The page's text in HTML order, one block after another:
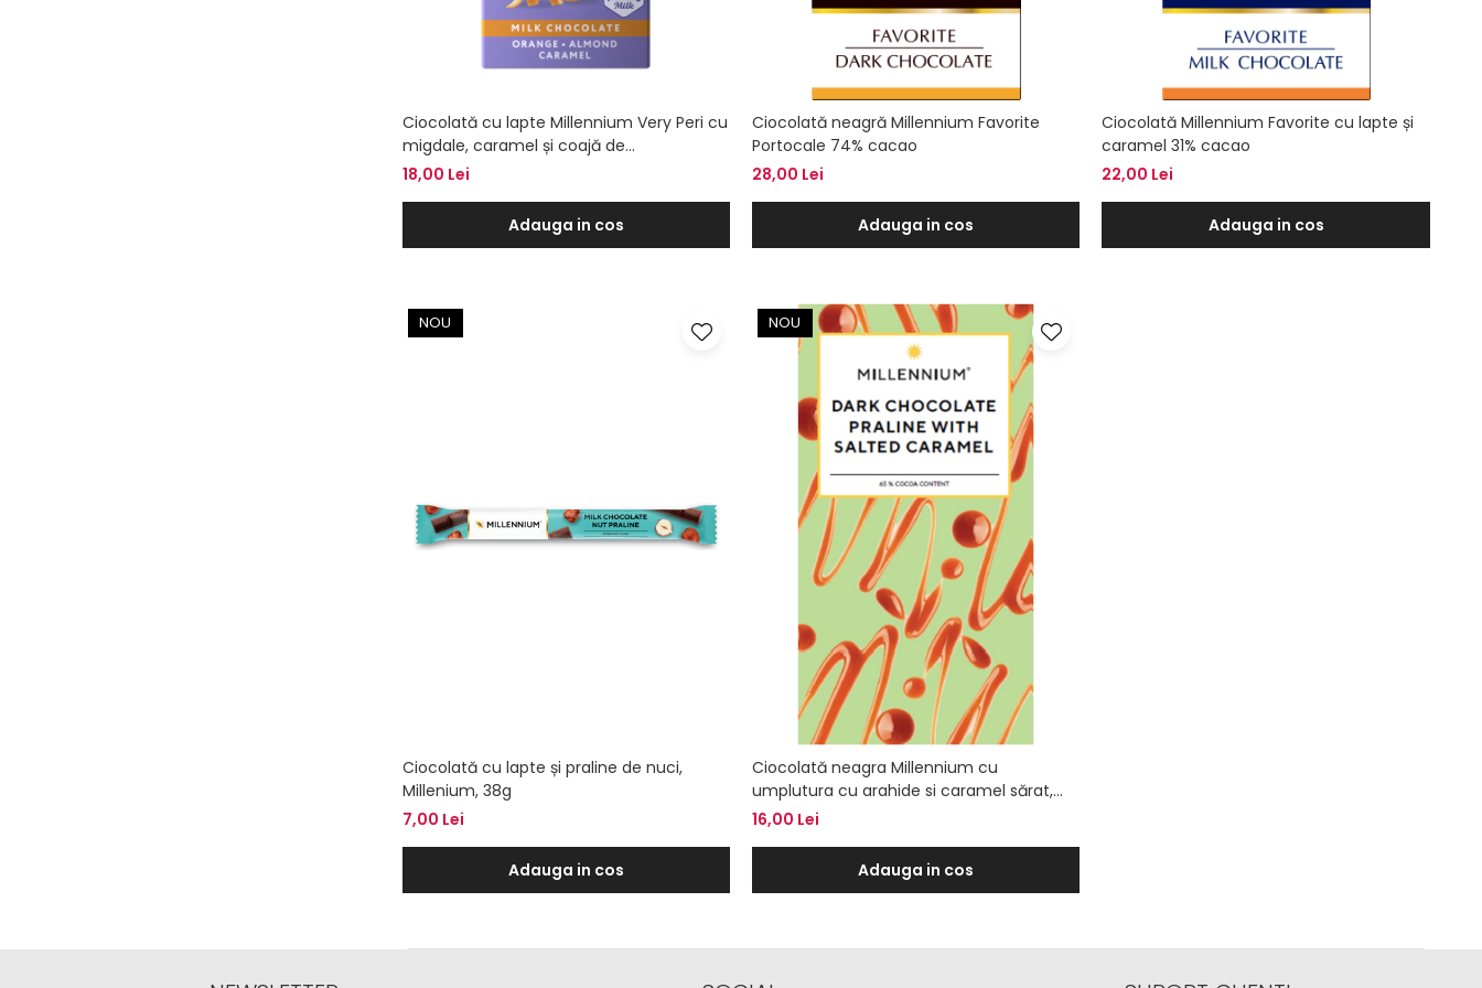
Ciocolată cu lapte Millennium Very Peri cu
migdale, caramel și coajă de
portocală,85,95 g
18,00 Lei
Adauga in cos
Ciocolată neagră Millennium Favorite
Portocale 74% cacao
28,00 Lei
Adauga in cos
Ciocolată Millennium Favorite cu lapte și
caramel 31% cacao
22,00 Lei
Adauga in cos
NOU
Ciocolată cu lapte și praline de nuci,
Millenium, 38g
7,00 Lei
Adauga in cos
NOU
Ciocolată neagra Millennium cu
umplutura cu arahide si caramel sărat,
85g
16,00 Lei
Adauga in cos